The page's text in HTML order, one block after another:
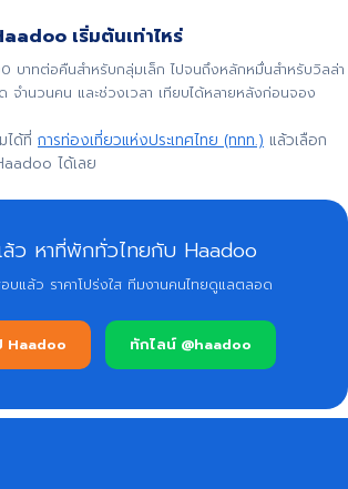
เริ่มต้นเท่าไหร่
บาทต่อคืนสำหรับกลุ่มเล็ก ไปจนถึงหลักหมื่นสำหรับวิลล่า
จำนวนคน และช่วงเวลา เทียบได้หลายหลังก่อนจอง
ได้ที่ การท่องเที่ยวแห่งประเทศไทย (ททท.) แล้วเลือก
ได้เลย
ว หาที่พักทั่วไทยกับ Haadoo
แล้ว ราคาโปร่งใส ทีมงานคนไทยดูแลตลอด
Haadoo ทักไลน์ @haadoo